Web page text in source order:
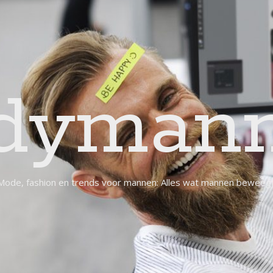
fashion en trends voor mannen: Alles wat mannen